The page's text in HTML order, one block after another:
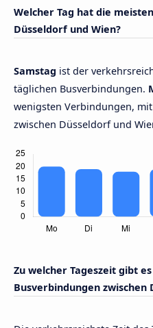
Welcher Tag hat die
Düsseldorf und Wien?
Samstag ist der
täglichen Busverbindungen.
wenigsten Verbindungen,
zwischen Düsseldorf und
Zu welcher Tageszeit gibt
Busverbindungen zwischen